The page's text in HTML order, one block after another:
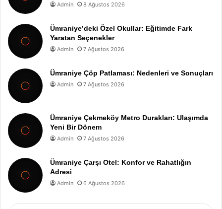
Admin 8 Ağustos 2026
Ümraniye’deki Özel Okullar: Eğitimde Fark
Yaratan Seçenekler
Admin 7 Ağustos 2026
Ümraniye Çöp Patlaması: Nedenleri ve Sonuçları
Admin 7 Ağustos 2026
Ümraniye Çekmeköy Metro Durakları: Ulaşımda
Yeni Bir Dönem
Admin 7 Ağustos 2026
Ümraniye Çarşı Otel: Konfor ve Rahatlığın
Adresi
Admin 6 Ağustos 2026